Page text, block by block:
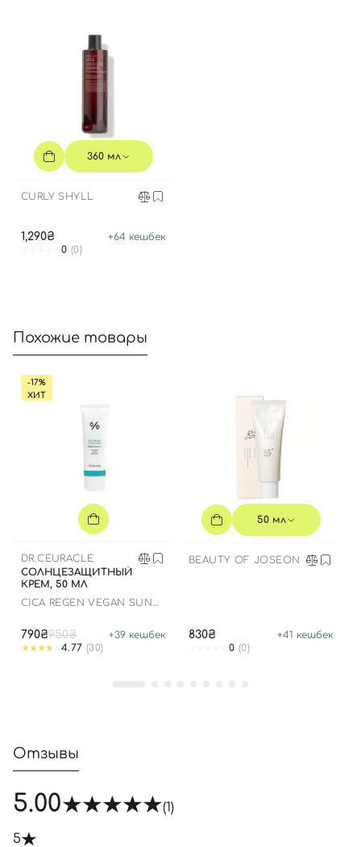
360 мл
CURLY SHYLL
1,290₴ +64 кешбек
0 (0)
Похожие товары
-17%
ХИТ
DR.CEURACLE
СОЛНЦЕЗАЩИТНЫЙ
КРЕМ, 50 МЛ
СICA REGEN VEGAN SUN
790₴950₴ +39 кешбек
4.77 (30)
50 мл
BEAUTY OF JOSEON
830₴ +41 кешбек
0 (0)
Отзывы
5.00 (1)
5
Вход
Номер телефона
принимаете условия
Пользовательские соглашения